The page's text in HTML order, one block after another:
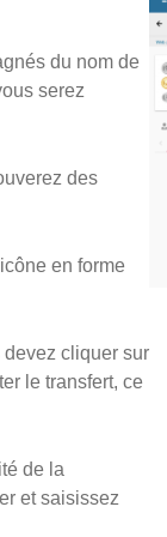
du nom de
serez
des
en forme
devez cliquer sur
le transfert, ce
de la
et saisissez